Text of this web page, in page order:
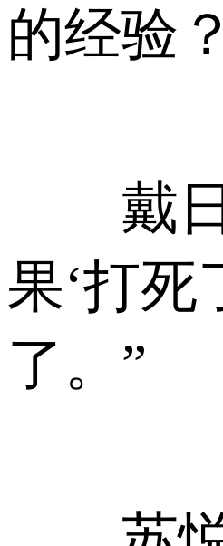
的经验
戴日
果‘打
了。”